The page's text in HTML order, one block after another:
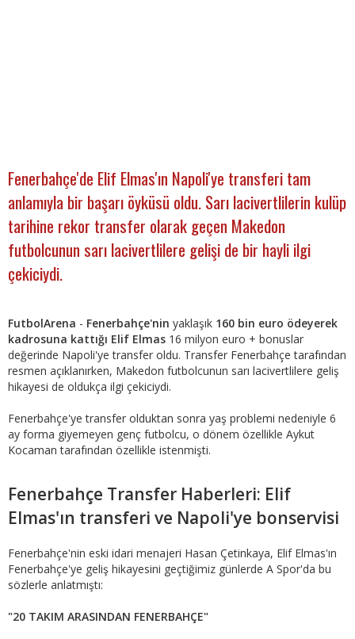
Fenerbahçe'de Elif Elmas'ın Napoli'ye transferi tam
anlamıyla bir başarı öyküsü oldu. Sarı lacivertlilerin kulüp
tarihine rekor transfer olarak geçen Makedon
futbolcunun sarı lacivertlilere gelişi de bir hayli ilgi
çekiciydi.
FutbolArena - Fenerbahçe'nin yaklaşık 160 bin euro ödeyerek
kadrosuna kattığı Elif Elmas 16 milyon euro + bonuslar
değerinde Napoli'ye transfer oldu. Transfer Fenerbahçe tarafından
resmen açıklanırken, Makedon futbolcunun sarı lacivertlilere geliş
hikayesi de oldukça ilgi çekiciydi.
Fenerbahçe'ye transfer olduktan sonra yaş problemi nedeniyle 6
ay forma giyemeyen genç futbolcu, o dönem özellikle Aykut
Kocaman tarafından özellikle istenmişti.
Fenerbahçe Transfer Haberleri: Elif
Elmas'ın transferi ve Napoli'ye bonservisi
Fenerbahçe'nin eski idari menajeri Hasan Çetinkaya, Elif Elmas'ın
Fenerbahçe'ye geliş hikayesini geçtiğimiz günlerde A Spor'da bu
sözlerle anlatmıştı:
"20 TAKIM ARASINDAN FENERBAHÇE"